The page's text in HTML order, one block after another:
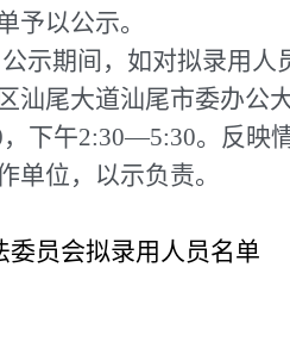
予以公示。
示期间，如对拟录用
尾大道汕尾市委办公
下午2:30—5:30。反映
单位，以示负责。
委员会拟录用人员名单